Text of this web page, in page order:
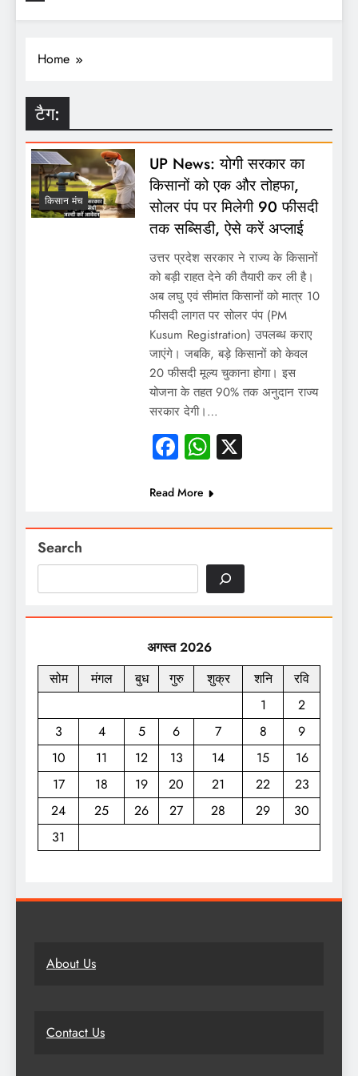
Home
टैग:
किसान मंच
UP News: योगी सरकार का
किसानों को एक और तोहफा,
सोलर पंप पर मिलेगी 90 फीसदी
तक सब्सिडी, ऐसे करें अप्लाई
उत्तर प्रदेश सरकार ने राज्य के किसानों
को बड़ी राहत देने की तैयारी कर ली है।
अब लघु एवं सीमांत किसानों को मात्र 10
फीसदी लागत पर सोलर पंप (PM
Kusum Registration) उपलब्ध कराए
जाएंगे। जबकि, बड़े किसानों को केवल
20 फीसदी मूल्य चुकाना होगा। इस
योजना के तहत 90% तक अनुदान राज्य
सरकार देगी।…
Facebook
WhatsApp
X
Read More
Search
अगस्त 2026
सोम
मंगल बुध गुरु शुक्र शनि
रवि
1
2
3
4 5 6 7 8
9
10
11 12 13 14 15
16
17
18 19 20 21 22
23
24
25 26 27 28 29
30
31
About Us
Contact Us